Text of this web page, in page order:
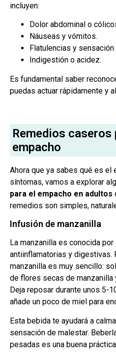
incluyen:
Dolor abdominal o
Náuseas y vómitos.
Flatulencias y sensación
Indigestión o acidez.
Es fundamental saber
puedas actuar rápidamente y
Remedios caseros
empacho
Ahora que ya sabes qué es el
síntomas, vamos a explorar
para el empacho en adultos
remedios son simples,
Infusión de manzanilla
La manzanilla es conocida
antiinflamatorias y digestivas.
manzanilla es muy sencillo:
de flores secas de manzanilla
Deja reposar durante unos 5-
añade un poco de miel para
Esta bebida te ayudará a
sensación de malestar.
pesadas es una buena